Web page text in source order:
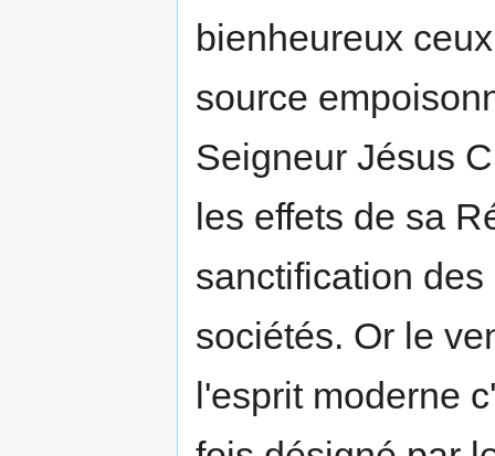
bienheureux
source
Seigneur Jésus
les effets de sa
sanctification
sociétés. Or le
l'esprit moderne